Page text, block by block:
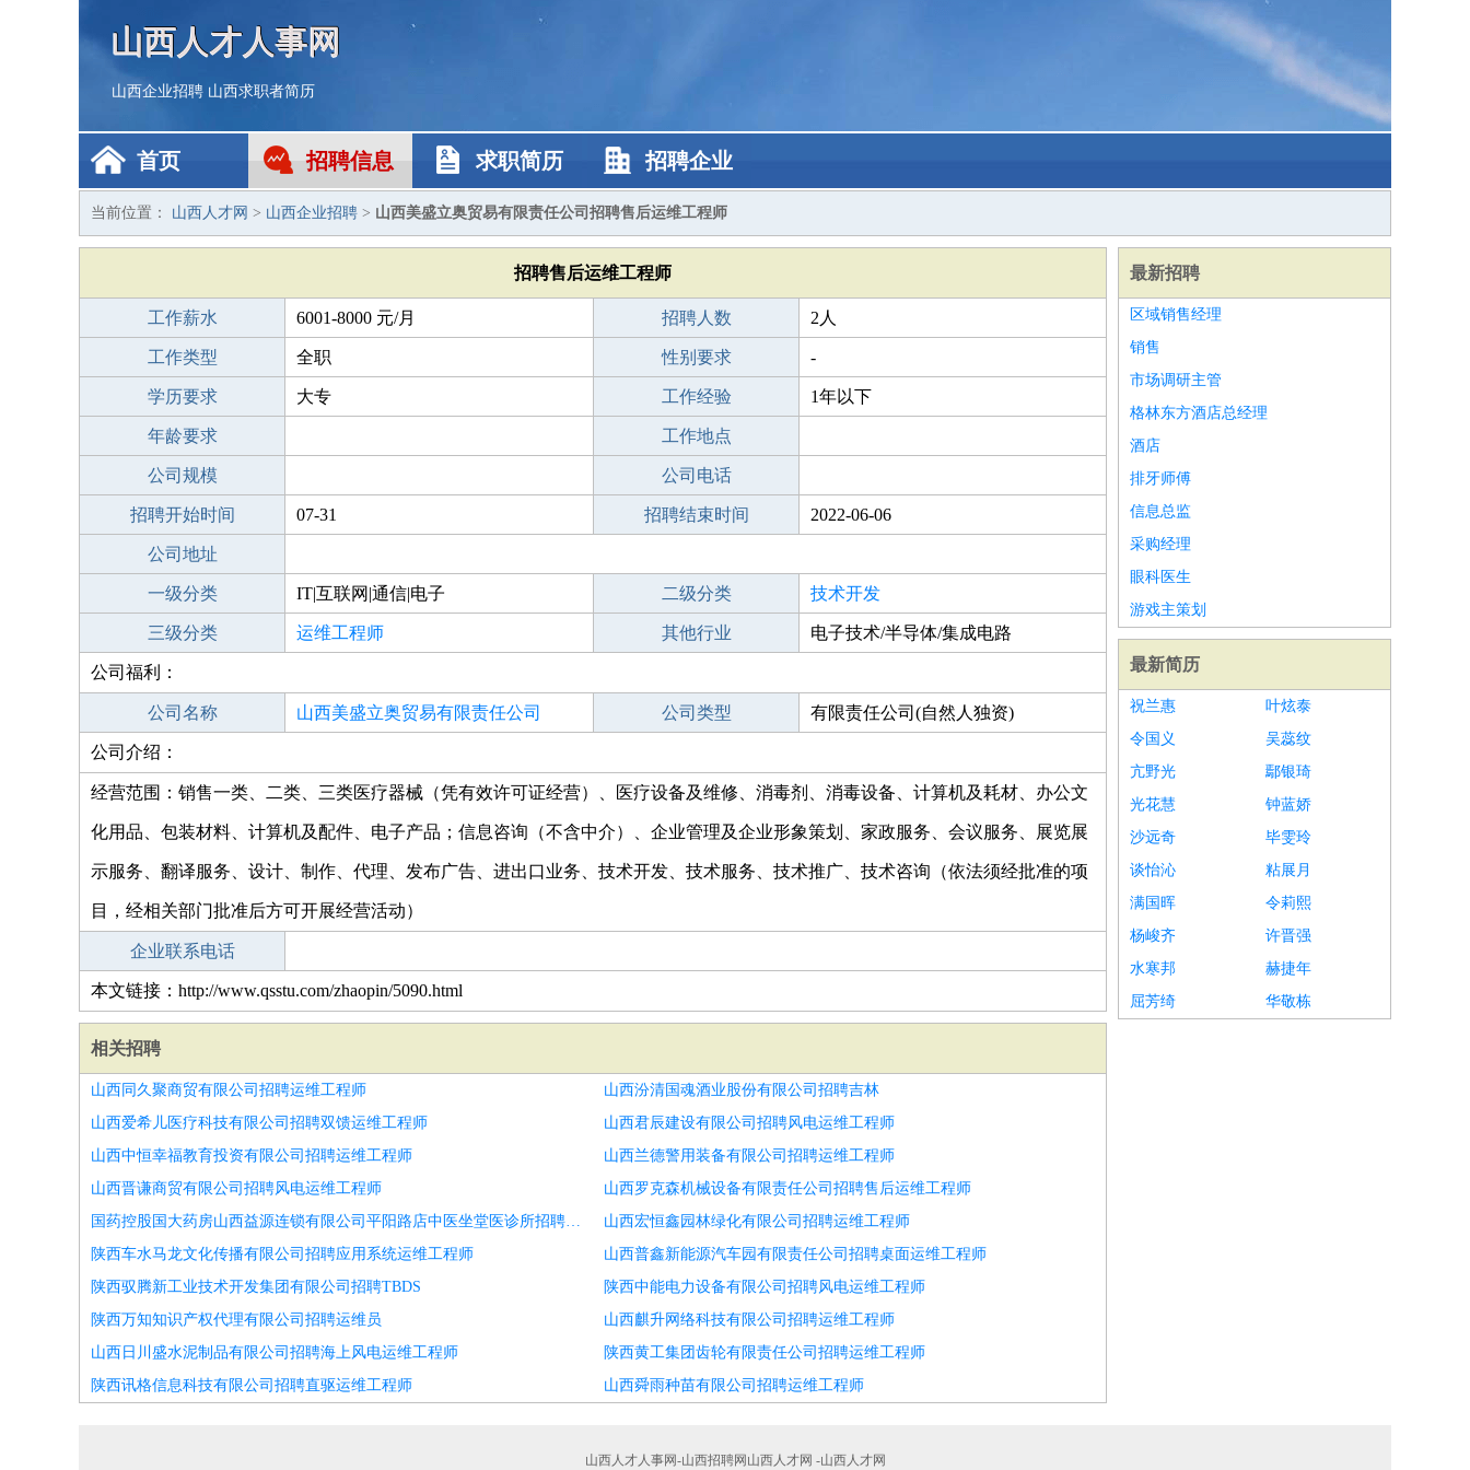
山西人才人事网
山西企业招聘 山西求职者简历
首页 招聘信息 求职简历 招聘企业
当前位置： 山西人才网 > 山西企业招聘 > 山西美盛立奥贸易有限责任公司招聘售后运维工程师
招聘售后运维工程师
工作薪水 6001-8000 元/月 招聘人数 2人
工作类型 全职 性别要求 -
学历要求 大专 工作经验 1年以下
年龄要求 工作地点
公司规模 公司电话
招聘开始时间 07-31 招聘结束时间 2022-06-06
公司地址
一级分类 IT|互联网|通信|电子 二级分类 技术开发
三级分类 运维工程师 其他行业 电子技术/半导体/集成电路
公司福利：
公司名称 山西美盛立奥贸易有限责任公司 公司类型 有限责任公司(自然人独资)
公司介绍：
经营范围：销售一类、二类、三类医疗器械（凭有效许可证经营）、医疗设备及维修、消毒剂、消毒设备、计算机及耗材、办公文
化用品、包装材料、计算机及配件、电子产品；信息咨询（不含中介）、企业管理及企业形象策划、家政服务、会议服务、展览展
示服务、翻译服务、设计、制作、代理、发布广告、进出口业务、技术开发、技术服务、技术推广、技术咨询（依法须经批准的项
目，经相关部门批准后方可开展经营活动）
企业联系电话
本文链接：http://www.qsstu.com/zhaopin/5090.html
相关招聘
山西同久聚商贸有限公司招聘运维工程师
山西汾清国魂酒业股份有限公司招聘吉林
山西爱希儿医疗科技有限公司招聘双馈运维工程师
山西君辰建设有限公司招聘风电运维工程师
山西中恒幸福教育投资有限公司招聘运维工程师
山西兰德警用装备有限公司招聘运维工程师
山西晋谦商贸有限公司招聘风电运维工程师
山西罗克森机械设备有限责任公司招聘售后运维工程师
国药控股国大药房山西益源连锁有限公司平阳路店中医坐堂医诊所招聘风电运维技工
山西宏恒鑫园林绿化有限公司招聘运维工程师
陕西车水马龙文化传播有限公司招聘应用系统运维工程师
山西普鑫新能源汽车园有限责任公司招聘桌面运维工程师
陕西驭腾新工业技术开发集团有限公司招聘TBDS
陕西中能电力设备有限公司招聘风电运维工程师
陕西万知知识产权代理有限公司招聘运维员
山西麒升网络科技有限公司招聘运维工程师
山西日川盛水泥制品有限公司招聘海上风电运维工程师
陕西黄工集团齿轮有限责任公司招聘运维工程师
陕西讯格信息科技有限公司招聘直驱运维工程师
山西舜雨种苗有限公司招聘运维工程师
最新招聘
区域销售经理
销售
市场调研主管
格林东方酒店总经理
酒店
排牙师傅
信息总监
采购经理
眼科医生
游戏主策划
最新简历
祝兰惠
叶炫泰
令国义
吴蕊纹
亢野光
鄢银琦
光花慧
钟蓝娇
沙远奇
毕雯玲
谈怡沁
粘展月
满国晖
令莉熙
杨峻齐
许晋强
水寒邦
赫捷年
屈芳绮
华敬栋
山西人才人事网-山西招聘网山西人才网 -山西人才网